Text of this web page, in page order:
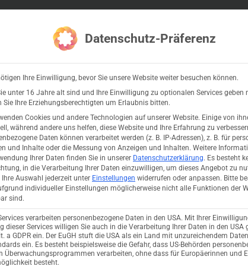
Adobe InDesign Server
Datenschutz-Präferenz
Ihre Einwilligung, bevor Sie unsere Website weiter besuchen können.
unter 16 Jahre alt sind und Ihre Einwilligung zu optionalen Services geben
Sie Ihre Erziehungsberechtigten um Erlaubnis bitten.
Cookies und andere Technologien auf unserer Website. Einige von
während andere uns helfen, diese Website und Ihre Erfahrung zu
Daten können verarbeitet werden (z. B. IP-Adressen), z. B. für
und Inhalte oder die Messung von Anzeigen und Inhalten. Weitere
Ihrer Daten finden Sie in unserer Datenschutzerklärung. Es besteht
in die Verarbeitung Ihrer Daten einzuwilligen, um dieses Angebot zu
Ihre Auswahl jederzeit unter Einstellungen widerrufen oder anpassen. Bitte
individueller Einstellungen möglicherweise nicht alle Funktionen der
sind.
verarbeiten personenbezogene Daten in den USA. Mit Ihrer
dieser Services willigen Sie auch in die Verarbeitung Ihrer Daten in den USA
a GDPR ein. Der EuGH stuft die USA als ein Land mit unzureichendem
ein. Es besteht beispielsweise die Gefahr, dass US-Behörden
Überwachungsprogrammen verarbeiten, ohne dass für Europäerinnen und
besteht.